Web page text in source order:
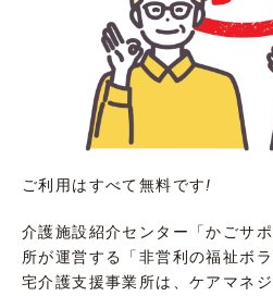
ご利用はすべて無料です!
介護施設紹介センター「かごサ
所が運営する「非営利の福祉ボ
宅介護支援事業所は、ケアマネ